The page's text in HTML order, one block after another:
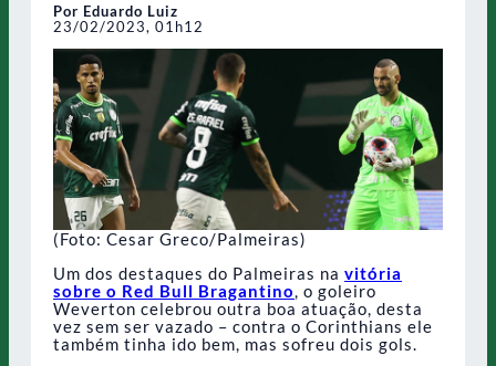
Por Eduardo Luiz
23/02/2023, 01h12
(Foto: Cesar Greco/Palmeiras)
Um dos destaques do Palmeiras na vitória
sobre o Red Bull Bragantino, o goleiro
Weverton celebrou outra boa atuação, desta
vez sem ser vazado – contra o Corinthians ele
também tinha ido bem, mas sofreu dois gols.